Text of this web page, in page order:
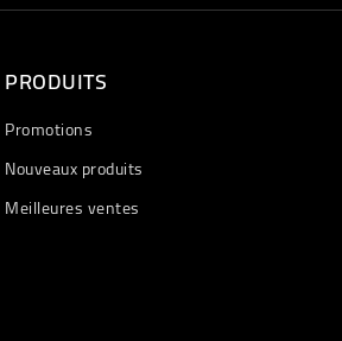
PRODUITS
Promotions
Nouveaux produits
Meilleures ventes